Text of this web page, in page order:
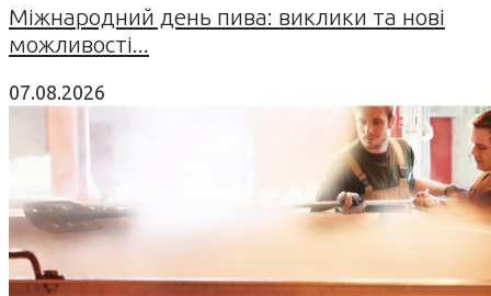
Міжнародний день пива: виклики та нові
можливості...
07.08.2026